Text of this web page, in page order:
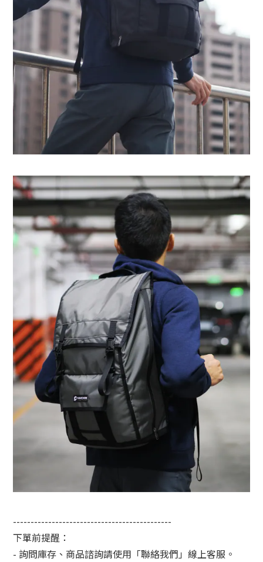
---------------------------------------------
下單前提醒：
- 詢問庫存、商品諮詢請使用「聯絡我們」線上客服。